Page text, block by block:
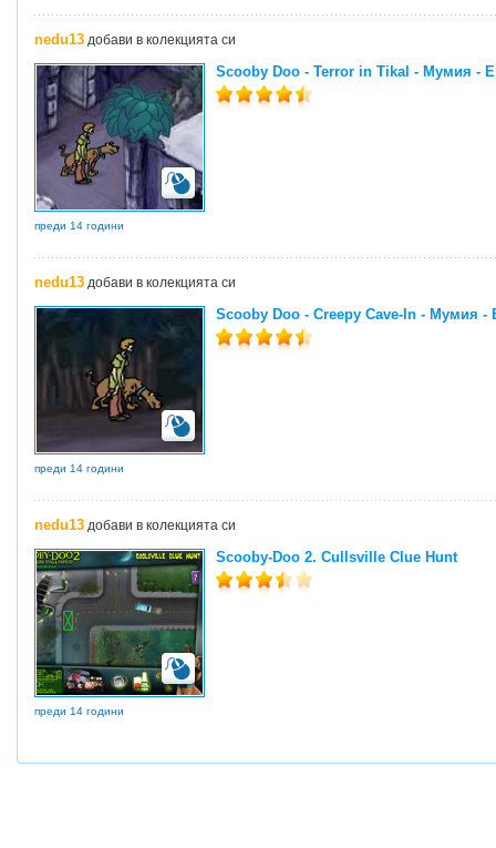
nedu13 добави в колекцията си
Scooby Doo - Terror in Tikal - Мумия -
преди 14 години
nedu13 добави в колекцията си
Scooby Doo - Creepy Cave-In - Мумия -
преди 14 години
nedu13 добави в колекцията си
Scooby-Doo 2. Cullsville Clue Hunt
преди 14 години